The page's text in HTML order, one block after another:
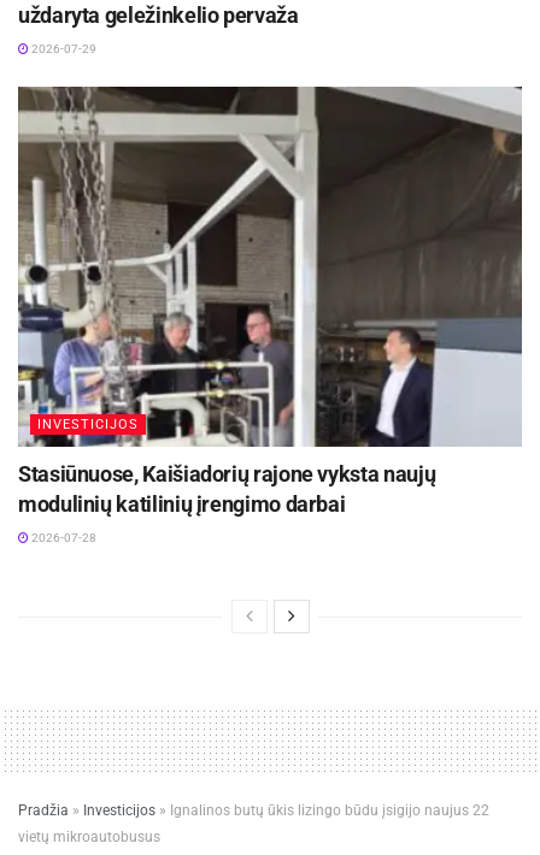
uždaryta geležinkelio pervaža
2026-07-29
INVESTICIJOS
Stasiūnuose, Kaišiadorių rajone vyksta naujų
modulinių katilinių įrengimo darbai
2026-07-28
Pradžia » Investicijos » Ignalinos butų ūkis lizingo būdu įsigijo naujus 22
vietų mikroautobusus